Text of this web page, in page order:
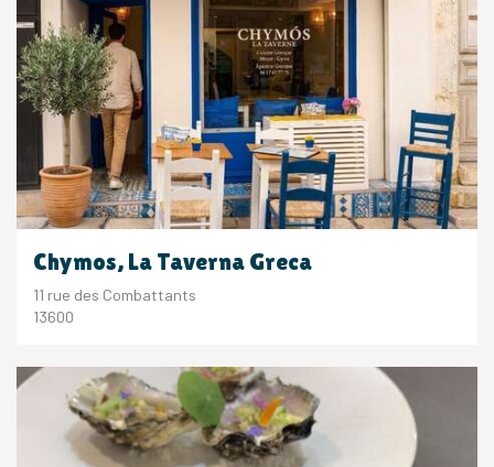
Chymos, La Taverna Greca
11 rue des Combattants
13600